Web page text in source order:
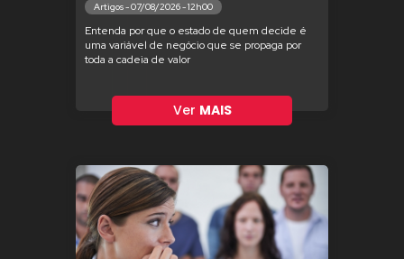
Artigos - 07/08/2026 - 12h00
Entenda por que o estado de quem decide é
uma variável de negócio que se propaga por
toda a cadeia de valor
Ver MAIS